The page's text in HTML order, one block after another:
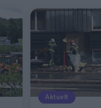
Aktuelt